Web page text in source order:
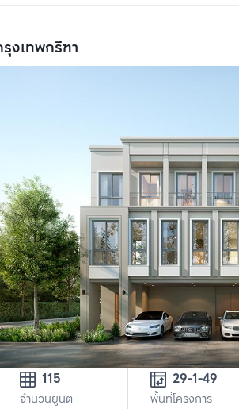
งเทพกรีฑา
115
จำนวนยูนิต
29-1-49
พื้นที่โครงการ